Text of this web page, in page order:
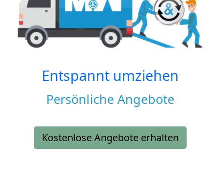
Entspannt umziehen
Persönliche Angebote
Kostenlose Angebote erhalten